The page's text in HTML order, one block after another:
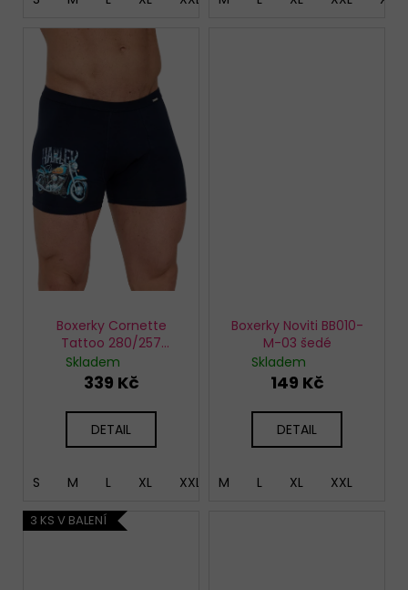
Boxerky Cornette
Tattoo 280/257
Legend rider
Skladem
339 Kč
DETAIL
S M L XL XXL
Boxerky Noviti BB010-
M-03 šedé
Skladem
149 Kč
DETAIL
M L XL XXL
3 KS V BALENÍ